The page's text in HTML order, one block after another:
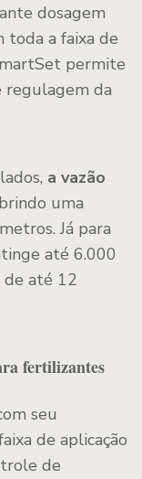
dosagem
toda a faixa de
permite
regulagem da
a vazão
uma
Já para
até 6.000
de até 12
fertilizantes
seu
de aplicação
de